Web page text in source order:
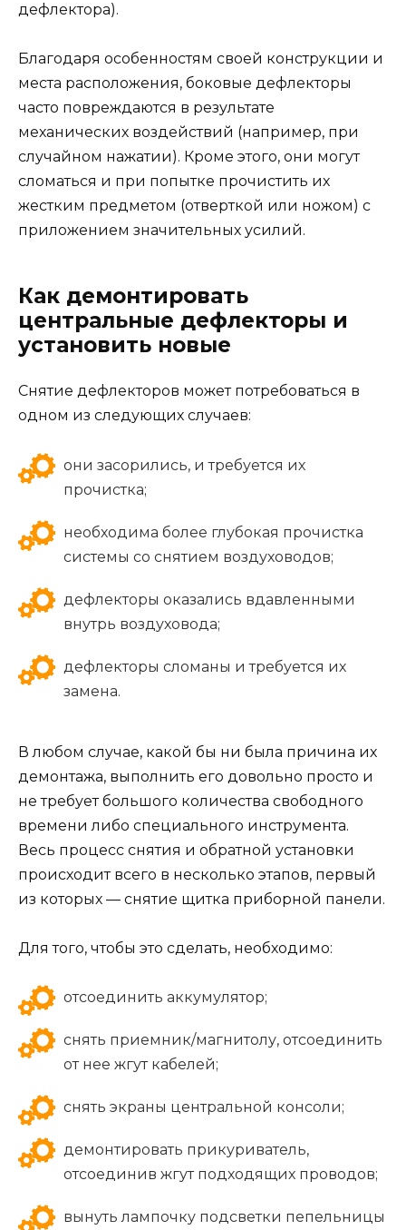
дефлектора).
Благодаря особенностям своей конструкции и
места расположения, боковые дефлекторы
часто повреждаются в результате
механических воздействий (например, при
случайном нажатии). Кроме этого, они могут
сломаться и при попытке прочистить их
жестким предметом (отверткой или ножом) с
приложением значительных усилий.
Как демонтировать
центральные дефлекторы и
установить новые
Снятие дефлекторов может потребоваться в
одном из следующих случаев:
они засорились, и требуется их
прочистка;
необходима более глубокая прочистка
системы со снятием воздуховодов;
дефлекторы оказались вдавленными
внутрь воздуховода;
дефлекторы сломаны и требуется их
замена.
В любом случае, какой бы ни была причина их
демонтажа, выполнить его довольно просто и
не требует большого количества свободного
времени либо специального инструмента.
Весь процесс снятия и обратной установки
происходит всего в несколько этапов, первый
из которых — снятие щитка приборной панели.
Для того, чтобы это сделать, необходимо:
отсоединить аккумулятор;
снять приемник/магнитолу, отсоединить
от нее жгут кабелей;
снять экраны центральной консоли;
демонтировать прикуриватель,
отсоединив жгут подходящих проводов;
вынуть лампочку подсветки пепельницы